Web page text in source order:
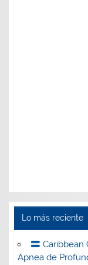
Lo más reciente
Caribbean
Apnea de